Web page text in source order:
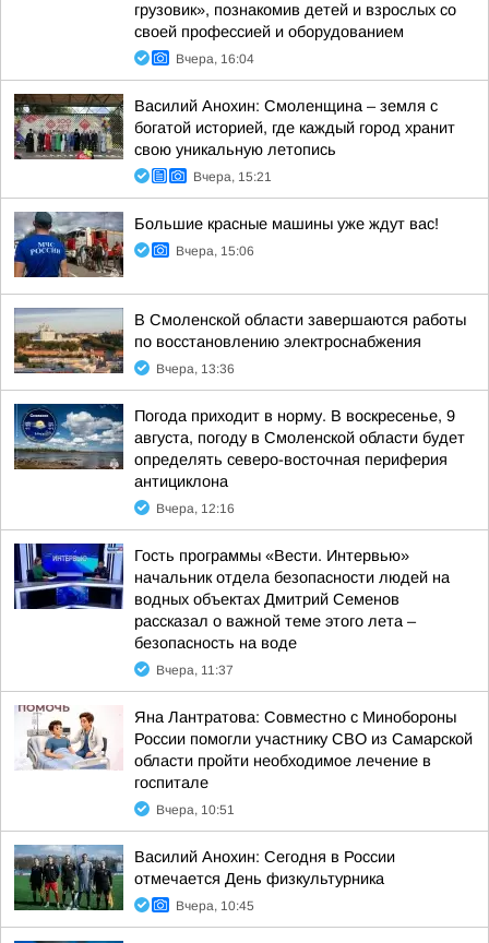
грузовик», познакомив детей и взрослых со
своей профессией и оборудованием
Вчера, 16:04
Василий Анохин: Смоленщина – земля с
богатой историей, где каждый город хранит
свою уникальную летопись
Вчера, 15:21
Большие красные машины уже ждут вас!
Вчера, 15:06
В Смоленской области завершаются работы
по восстановлению электроснабжения
Вчера, 13:36
Погода приходит в норму. В воскресенье, 9
августа, погоду в Смоленской области будет
определять северо-восточная периферия
антициклона
Вчера, 12:16
Гость программы «Вести. Интервью»
начальник отдела безопасности людей на
водных объектах Дмитрий Семенов
рассказал о важной теме этого лета –
безопасность на воде
Вчера, 11:37
Яна Лантратова: Совместно с Минобороны
России помогли участнику СВО из Самарской
области пройти необходимое лечение в
госпитале
Вчера, 10:51
Василий Анохин: Сегодня в России
отмечается День физкультурника
Вчера, 10:45